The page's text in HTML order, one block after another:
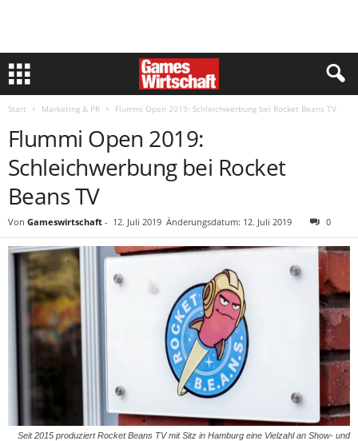
Start Marketing & PR Flummi Open 2019: Schleichwerbung bei Rocket Beans TV
Flummi Open 2019:
Schleichwerbung bei Rocket
Beans TV
Von Gameswirtschaft - 12. Juli 2019 Änderungsdatum: 12. Juli 2019 0
Seit 2015 produziert Rocket Beans TV mit Sitz in Hamburg eine Vielzahl an Show- und